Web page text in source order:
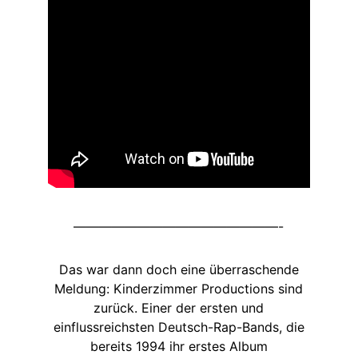
————————————————-
Das war dann doch eine überraschende
Meldung: Kinderzimmer Productions sind
zurück. Einer der ersten und
einflussreichsten Deutsch-Rap-Bands, die
bereits 1994 ihr erstes Album